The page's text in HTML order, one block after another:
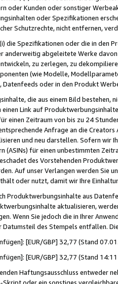
oder Kunden oder sonstiger
oder Spezifikationen
Schutzrechte, nicht entfernen,
die Spezifikationen oder die in
anderweitig abgeleitete Werke
zu zerlegen, zu
(wie Modelle,
Datenfeeds oder in den Produkt
die aus einem Bild bestehen,
Link auf
einen Zeitraum von bis zu 24
Anfrage an die
und neu darstellen. Sofern wir
für einen unbestimmten
des Vorstehenden
Auf unser Verlangen werden Sie
oder nutzt, damit wir Ihre
Produktwerbungsinhalte aus
aktualisieren,
Wenn Sie jedoch die in Ihrer
Datumsteil des Stempels entfallen.
[EUR/GBP] 32,77 (Stand
[EUR/GBP] 32,77 (Stand
Haftungsausschluss entweder
oder ein sonstiges